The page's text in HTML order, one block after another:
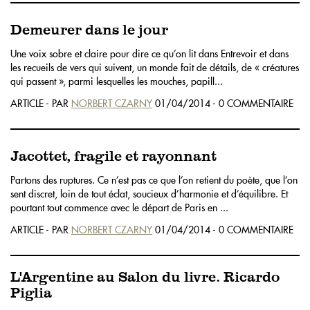
Demeurer dans le jour
Une voix sobre et claire pour dire ce qu’on lit dans Entrevoir et dans
les recueils de vers qui suivent, un monde fait de détails, de « créatures
qui passent », parmi lesquelles les mouches, papill...
ARTICLE - PAR NORBERT CZARNY 01/04/2014 - 0 COMMENTAIRE
Jacottet, fragile et rayonnant
Partons des ruptures. Ce n’est pas ce que l’on retient du poète, que l’on
sent discret, loin de tout éclat, soucieux d’harmonie et d’équilibre. Et
pourtant tout commence avec le départ de Paris en ...
ARTICLE - PAR NORBERT CZARNY 01/04/2014 - 0 COMMENTAIRE
L'Argentine au Salon du livre. Ricardo
Piglia